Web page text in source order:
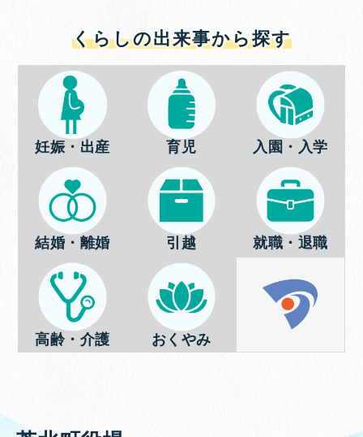
くらしの出来事から探す
妊娠・出産 育児 入園・入学
結婚・離婚 引越 就職・退職
高齢・介護 おくやみ